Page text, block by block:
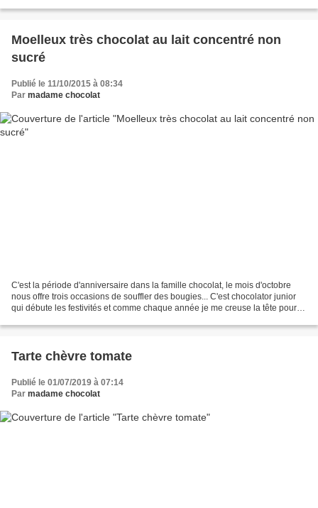
Moelleux très chocolat au lait concentré non
sucré
Publié le 11/10/2015 à 08:34
Par madame chocolat
C'est la période d'anniversaire dans la famille chocolat, le mois d'octobre
nous offre trois occasions de souffler des bougies... C'est chocolator junior
qui débute les festivités et comme chaque année je me creuse la tête pour
Tarte chèvre tomate
Publié le 01/07/2019 à 07:14
Par madame chocolat